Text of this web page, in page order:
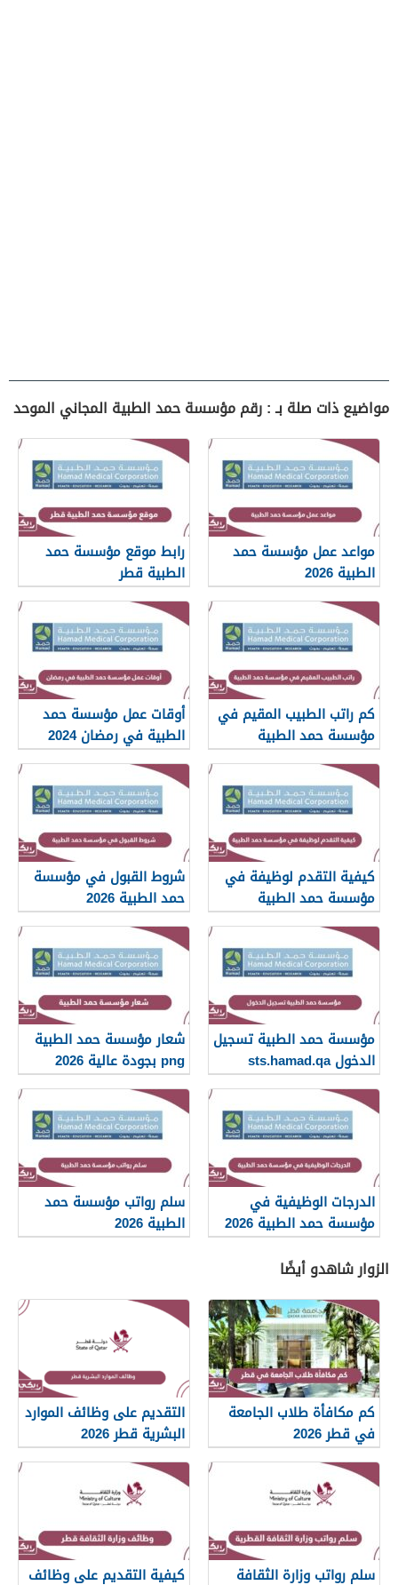
مواضيع ذات صلة بـ : رقم مؤسسة حمد الطبية المجاني الموحد
مواعد عمل مؤسسة حمد
الطبية 2026
رابط موقع مؤسسة حمد
الطبية قطر
www.hamad.qa
كم راتب الطبيب المقيم في
مؤسسة حمد الطبية
أوقات عمل مؤسسة حمد
الطبية في رمضان 2024
كيفية التقدم لوظيفة في
مؤسسة حمد الطبية
شروط القبول في مؤسسة
حمد الطبية 2026
مؤسسة حمد الطبية تسجيل
الدخول sts.hamad.qa
شعار مؤسسة حمد الطبية
png بجودة عالية 2026
الدرجات الوظيفية في
مؤسسة حمد الطبية 2026
سلم رواتب مؤسسة حمد
الطبية 2026
الزوار شاهدو أيضًا
كم مكافأة طلاب الجامعة
في قطر 2026
التقديم على وظائف الموارد
البشرية قطر 2026
سلم رواتب وزارة الثقافة
كيفية التقديم على وظائف